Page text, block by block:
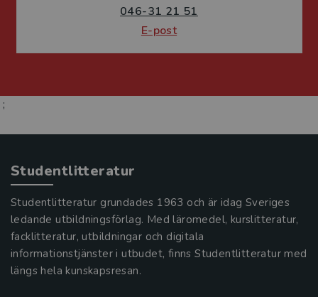
046-31 21 51
E-post
;
Studentlitteratur
Studentlitteratur grundades 1963 och är idag Sveriges
ledande utbildningsförlag. Med läromedel, kurslitteratur,
facklitteratur, utbildningar och digitala
informationstjänster i utbudet, finns Studentlitteratur med
längs hela kunskapsresan.